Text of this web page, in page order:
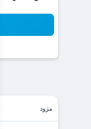
مزود